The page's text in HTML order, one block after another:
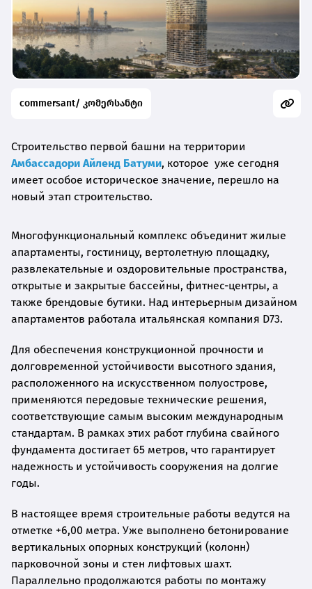
commersant/ კომერსანტი
Строительство первой башни на территории
Амбассадори Айленд Батуми, которое уже сегодня
имеет особое историческое значение, перешло на
новый этап строительство.
Многофункциональный комплекс объединит жилые
апартаменты, гостиницу, вертолетную площадку,
развлекательные и оздоровительные пространства,
открытые и закрытые бассейны, фитнес-центры, а
также брендовые бутики. Над интерьерным дизайном
апартаментов работала итальянская компания D73.
Для обеспечения конструкционной прочности и
долговременной устойчивости высотного здания,
расположенного на искусственном полуострове,
применяются передовые технические решения,
соответствующие самым высоким международным
стандартам. В рамках этих работ глубина свайного
фундамента достигает 65 метров, что гарантирует
надежность и устойчивость сооружения на долгие
годы.
В настоящее время строительные работы ведутся на
отметке +6,00 метра. Уже выполнено бетонирование
вертикальных опорных конструкций (колонн)
парковочной зоны и стен лифтовых шахт.
Параллельно продолжаются работы по монтажу